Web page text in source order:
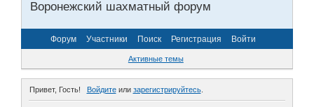
Воронежский шахматный форум
Форум Участники Поиск Регистрация Войти
Активные темы
Привет, Гость! Войдитеили зарегистрируйтесь.